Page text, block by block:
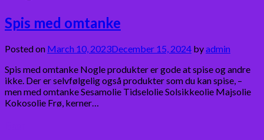
Spis med omtanke
Posted on March 10, 2023December 15, 2024 byadmin
Spis med omtanke Nogle produkter er gode at spise og andre
ikke. Der er selvfølgelig også produkter som du kan spise, –
men med omtanke Sesamolie Tidselolie Solsikkeolie Majsolie
Kokosolie Frø, kerner…